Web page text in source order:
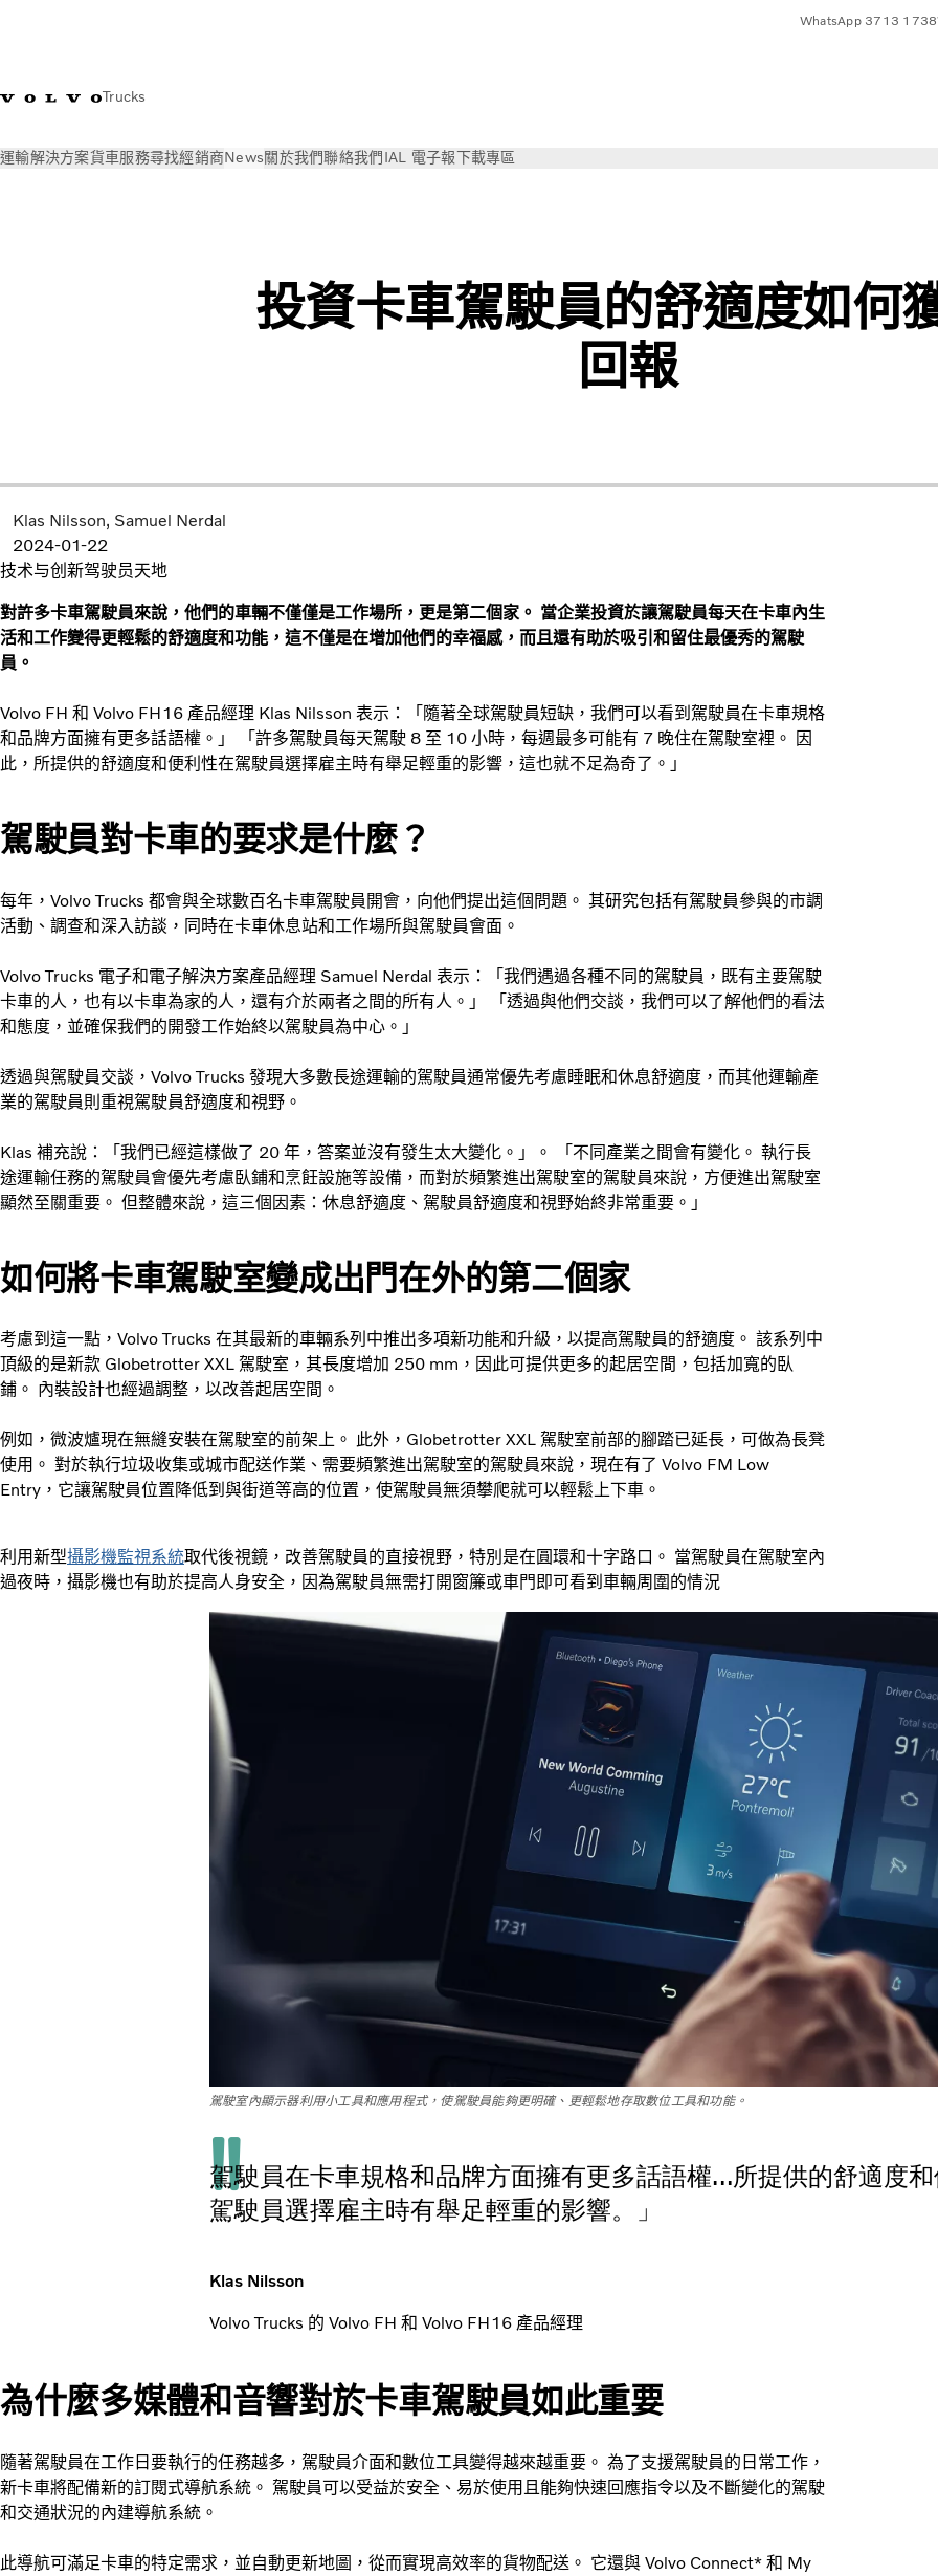
Trucks
WhatsApp 3713 1738
運輸解決方案貨車服務尋找經銷商News關於我們聯絡我們 IAL 電子報下載專區
投資卡車駕駛員的舒適度如何
回報
Klas Nilsson Samuel Nerdal
2024-01-22
技术与创新驾驶员天地
對許多卡車駕駛員來說，他們的車輛不僅僅是工作場所，更是第二個家。 當企業投資於讓駕駛員每天在卡車內生
活和工作變得更輕鬆的舒適度和功能，這不僅是在增加他們的幸福感，而且還有助於吸引和留住最優秀的駕駛
員。
Volvo FH 和 Volvo FH16 產品經理 Klas Nilsson 表示：「隨著全球駕駛員短缺，我們可以看到駕駛員在卡車規格
和品牌方面擁有更多話語權。」 「許多駕駛員每天駕駛 8 至 10 小時，每週最多可能有 7 晚住在駕駛室裡。 因
此，所提供的舒適度和便利性在駕駛員選擇雇主時有舉足輕重的影響，這也就不足為奇了。」
駕駛員對卡車的要求是什麼？
每年，Volvo Trucks 都會與全球數百名卡車駕駛員開會，向他們提出這個問題。 其研究包括有駕駛員參與的市調
活動、調查和深入訪談，同時在卡車休息站和工作場所與駕駛員會面。
Volvo Trucks 電子和電子解決方案產品經理 Samuel Nerdal 表示：「我們遇過各種不同的駕駛員，既有主要駕駛
卡車的人，也有以卡車為家的人，還有介於兩者之間的所有人。」 「透過與他們交談，我們可以了解他們的看法
和態度，並確保我們的開發工作始終以駕駛員為中心。」
透過與駕駛員交談，Volvo Trucks 發現大多數長途運輸的駕駛員通常優先考慮睡眠和休息舒適度，而其他運輸產
業的駕駛員則重視駕駛員舒適度和視野。
Klas 補充說：「我們已經這樣做了 20 年，答案並沒有發生太大變化。」。 「不同產業之間會有變化。 執行長
途運輸任務的駕駛員會優先考慮臥鋪和烹飪設施等設備，而對於頻繁進出駕駛室的駕駛員來說，方便進出駕駛室
顯然至關重要。 但整體來說，這三個因素：休息舒適度、駕駛員舒適度和視野始終非常重要。」
如何將卡車駕駛室變成出門在外的第二個家
考慮到這一點，Volvo Trucks 在其最新的車輛系列中推出多項新功能和升級，以提高駕駛員的舒適度。 該系列中
頂級的是新款 Globetrotter XXL 駕駛室，其長度增加 250 mm，因此可提供更多的起居空間，包括加寬的臥
鋪。 內裝設計也經過調整，以改善起居空間。
例如，微波爐現在無縫安裝在駕駛室的前架上。 此外，Globetrotter XXL 駕駛室前部的腳踏已延長，可做為長凳
使用。 對於執行垃圾收集或城市配送作業、需要頻繁進出駕駛室的駕駛員來說，現在有了 Volvo FM Low
Entry，它讓駕駛員位置降低到與街道等高的位置，使駕駛員無須攀爬就可以輕鬆上下車。
利用新型攝影機監視系統取代後視鏡，改善駕駛員的直接視野，特別是在圓環和十字路口。 當駕駛員在駕駛室內
過夜時，攝影機也有助於提高人身安全，因為駕駛員無需打開窗簾或車門即可看到車輛周圍的情況
駕駛室內顯示器利用小工具和應用程式，使駕駛員能夠更明確、更輕鬆地存取數位工具和功能。
駕駛員在卡車規格和品牌方面擁有更多話語權…所提供的舒適度
駕駛員選擇雇主時有舉足輕重的影響。」
Klas Nilsson
Volvo Trucks 的 Volvo FH 和 Volvo FH16 產品經理
為什麼多媒體和音響對於卡車駕駛員如此重要
隨著駕駛員在工作日要執行的任務越多，駕駛員介面和數位工具變得越來越重要。 為了支援駕駛員的日常工作，
新卡車將配備新的訂閱式導航系統。 駕駛員可以受益於安全、易於使用且能夠快速回應指令以及不斷變化的駕駛
和交通狀況的內建導航系統。
此導航可滿足卡車的特定需求，並自動更新地圖，從而實現高效率的貨物配送。 它還與 Volvo Connect* 和 My